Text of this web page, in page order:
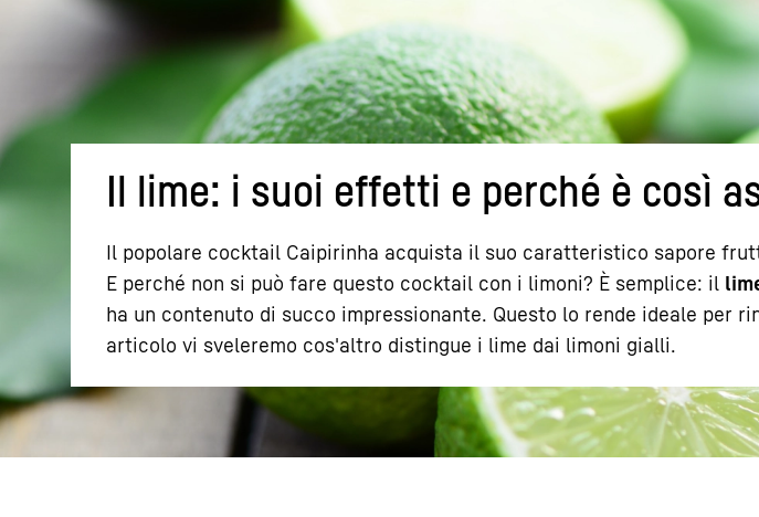
Maggiori informazioni sulla società
Il lime: i suoi effetti e perché è così
Il popolare cocktail Caipirinha acquista il suo caratteristico sapore
E perché non si può fare questo cocktail con i limoni? È semplice: il
ha un contenuto di succo impressionante. Questo lo rende ideale per
articolo vi sveleremo cos'altro distingue i lime dai limoni gialli.